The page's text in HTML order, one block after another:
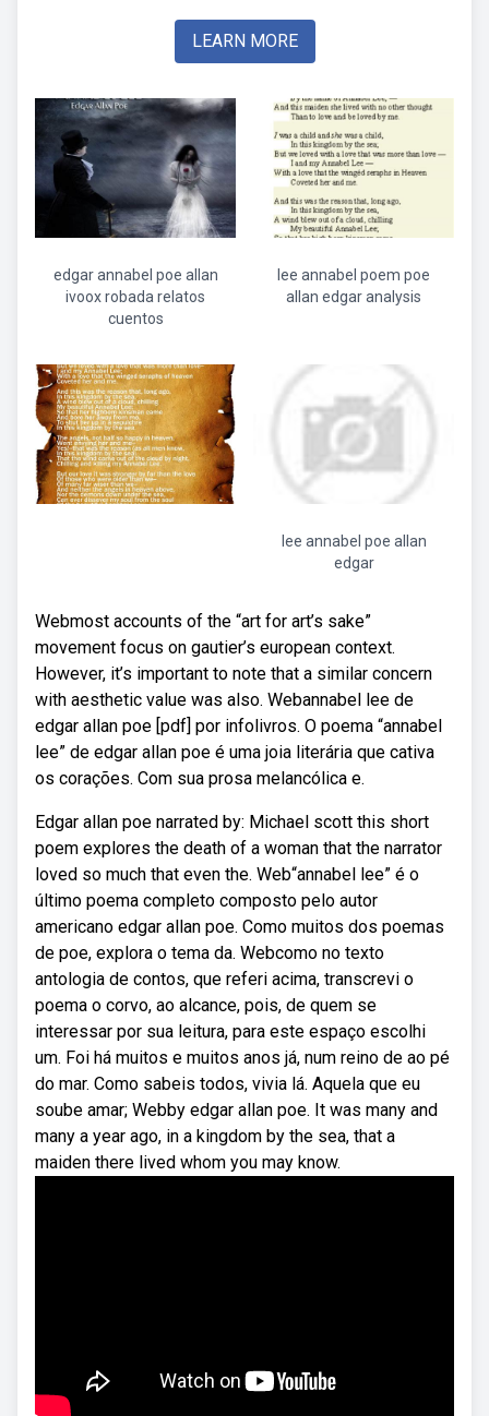
LEARN MORE
edgar annabel poe allan
ivoox robada relatos
cuentos
lee annabel poem poe
allan edgar analysis
lee annabel poe allan
edgar
Webmost accounts of the “art for art’s sake”
movement focus on gautier’s european context.
However, it’s important to note that a similar concern
with aesthetic value was also. Webannabel lee de
edgar allan poe [pdf] por infolivros. O poema “annabel
lee” de edgar allan poe é uma joia literária que cativa
os corações. Com sua prosa melancólica e.
Edgar allan poe narrated by: Michael scott this short
poem explores the death of a woman that the narrator
loved so much that even the. Web“annabel lee” é o
último poema completo composto pelo autor
americano edgar allan poe. Como muitos dos poemas
de poe, explora o tema da. Webcomo no texto
antologia de contos, que referi acima, transcrevi o
poema o corvo, ao alcance, pois, de quem se
interessar por sua leitura, para este espaço escolhi
um. Foi há muitos e muitos anos já, num reino de ao pé
do mar. Como sabeis todos, vivia lá. Aquela que eu
soube amar; Webby edgar allan poe. It was many and
many a year ago, in a kingdom by the sea, that a
maiden there lived whom you may know.